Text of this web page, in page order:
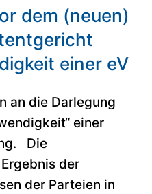
dem (neuen)
einer eV
an die Darlegung
einer
Die
der
der Parteien in